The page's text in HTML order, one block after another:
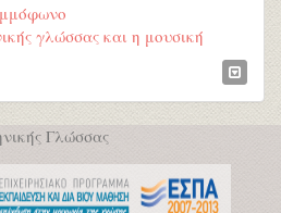
γλώσσας και η μουσική
Γλώσσας